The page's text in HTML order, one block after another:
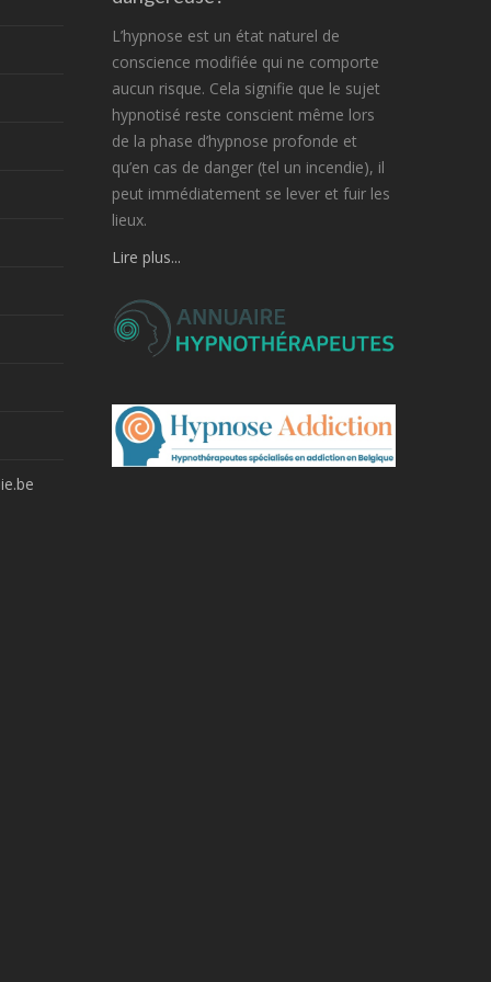
L’hypnose est un état naturel de
conscience modifiée qui ne comporte
aucun risque. Cela signifie que le sujet
hypnotisé reste conscient même lors
de la phase d’hypnose profonde et
qu’en cas de danger (tel un incendie), il
peut immédiatement se lever et fuir les
lieux.
Lire plus...